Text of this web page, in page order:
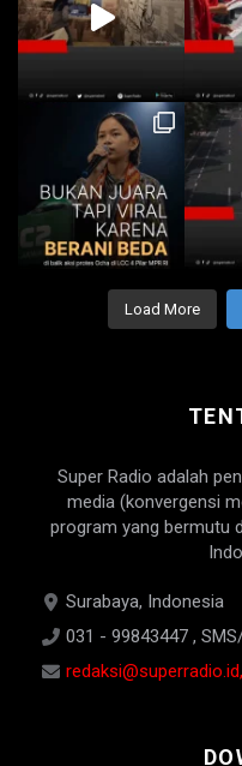
Load More
Super Radio adalah
media (konvergensi
program yang bermutu
Surabaya, Indonesia
031 - 99843447 ,